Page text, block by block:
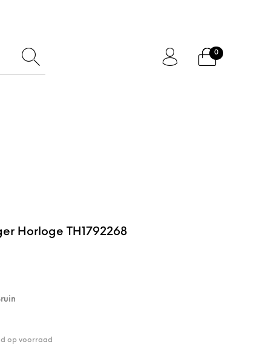
0
Horloge TH1792268
op voorraad